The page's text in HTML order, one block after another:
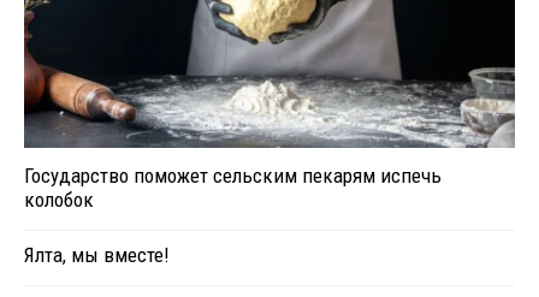
Государство поможет сельским пекарям испечь
колобок
Ялта, мы вместе!